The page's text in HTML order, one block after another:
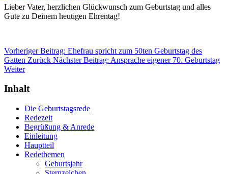
Lieber Vater, herzlichen Glückwunsch zum Geburtstag und alles
Gute zu Deinem heutigen Ehrentag!
Vorheriger Beitrag: Ehefrau spricht zum 50ten Geburtstag des
Gatten Zurück Nächster Beitrag: Ansprache eigener 70. Geburtstag
Weiter
Inhalt
Die Geburtstagsrede
Redezeit
Begrüßung & Anrede
Einleitung
Hauptteil
Redethemen
Geburtsjahr